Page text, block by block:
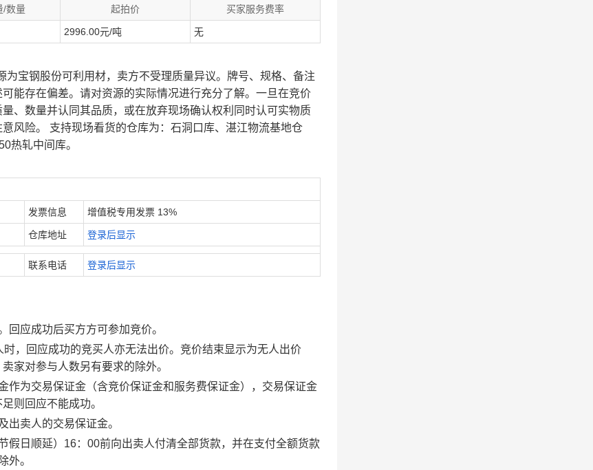
/数量 起拍价 买家服务费率
2996.00元/吨 无
宝钢股份可利用材，卖方不受理质量异议。牌号、规格、备注
能存在偏差。请对资源的实际情况进行充分了解。一旦在竞价
、数量并认同其品质，或在放弃现场确认权利同时认可实物质
风险。 支持现场看货的仓库为：石洞口库、湛江物流基地仓
热轧中间库。
发票信息 增值税专用发票 13%
仓库地址 登录后显示
联系电话 登录后显示
应成功后买方方可参加竞价。
，回应成功的竞买人亦无法出价。竞价结束显示为无人出价
家对参与人数另有要求的除外。
作为交易保证金（含竞价保证金和服务费保证金），交易保证金
则回应不能成功。
出卖人的交易保证金。
假日顺延）16：00前向出卖人付清全部货款，并在支付全额货款
外。